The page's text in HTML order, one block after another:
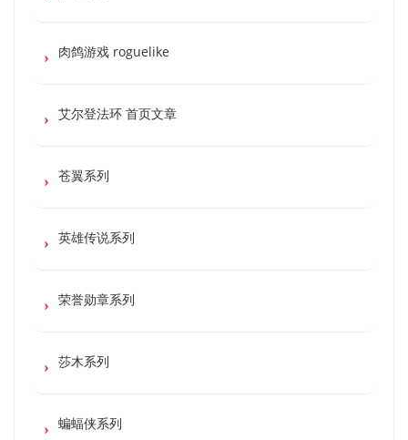
肉鸽游戏 roguelike
艾尔登法环 首页文章
苍翼系列
英雄传说系列
荣誉勋章系列
莎木系列
蝙蝠侠系列